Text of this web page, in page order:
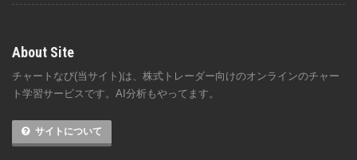
About Site
チャートなび(当サイト)は、株式トレーダー向けのオンラインのチャー
ト学習サービスです。AI分析もやってます。
サイトについて